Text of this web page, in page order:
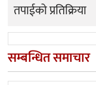
तपाईको प्रतिक्रिया
सम्बन्धित समाचार